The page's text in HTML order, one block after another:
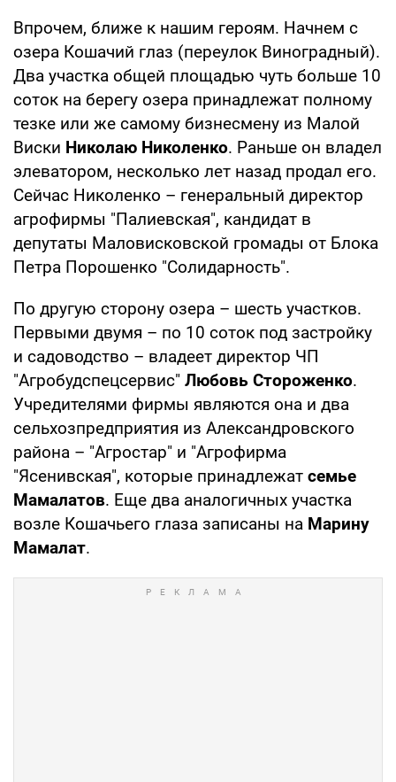
Впрочем, ближе к нашим героям. Начнем с
озера Кошачий глаз (переулок Виноградный).
Два участка общей площадью чуть больше 10
соток на берегу озера принадлежат полному
тезке или же самому бизнесмену из Малой
Виски Николаю Николенко. Раньше он владел
элеватором, несколько лет назад продал его.
Сейчас Николенко – генеральный директор
агрофирмы "Палиевская", кандидат в
депутаты Маловисковской громады от Блока
Петра Порошенко "Солидарность".
По другую сторону озера – шесть участков.
Первыми двумя – по 10 соток под застройку
и садоводство – владеет директор ЧП
"Агробудспецсервис" Любовь Стороженко.
Учредителями фирмы являются она и два
сельхозпредприятия из Александровского
района – "Агростар" и "Агрофирма
"Ясенивская", которые принадлежат семье
Мамалатов. Еще два аналогичных участка
возле Кошачьего глаза записаны на Марину
Мамалат.